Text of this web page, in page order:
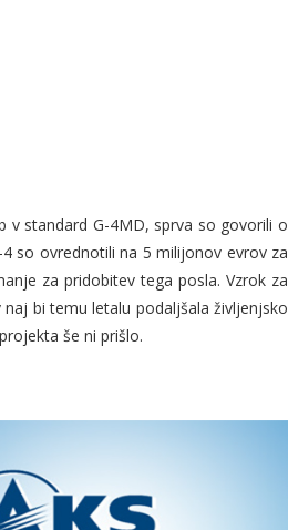
v standard G-4MD, sprva so govorili o
so ovrednotili na 5 milijonov evrov za
za pridobitev tega posla. Vzrok za
bi temu letalu podaljšala življenjsko
še ni prišlo.